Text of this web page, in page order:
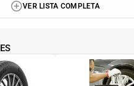
VER LISTA COMPLETA